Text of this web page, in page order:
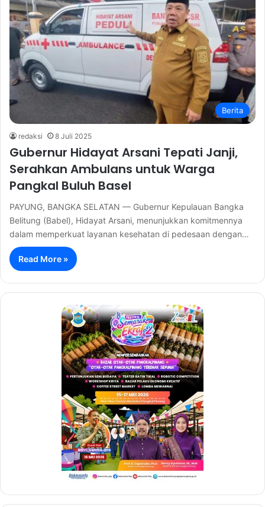
Berita
redaksi 8 Juli 2025
Gubernur Hidayat Arsani Tepati Janji,
Serahkan Ambulans untuk Warga
Pangkal Buluh Basel
PAYUNG, BANGKA SELATAN — Gubernur Kepulauan Bangka
Belitung (Babel), Hidayat Arsani, menunjukkan komitmennya
dalam memperkuat layanan kesehatan di pedesaan dengan…
Read More »